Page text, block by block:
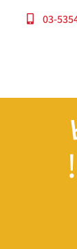
03-